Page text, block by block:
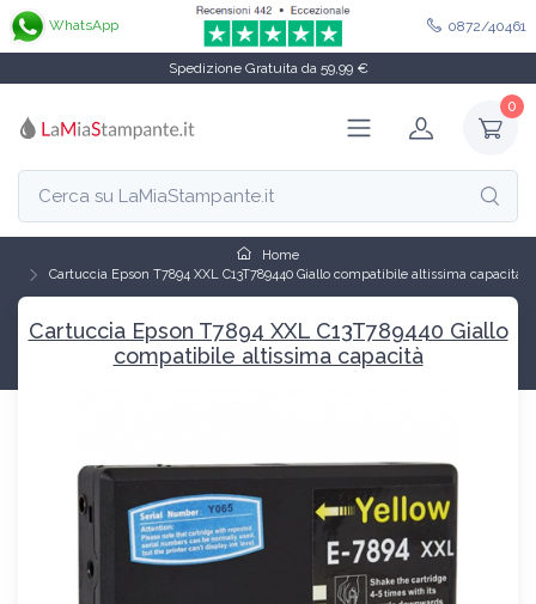
WhatsApp 0872/40461
Spedizione Gratuita da 59,99 €
0
Home
Cartuccia Epson T7894 XXL C13T789440 Giallo compatibile altissima capacità
Cartuccia Epson T7894 XXL C13T789440 Giallo
compatibile altissima capacità